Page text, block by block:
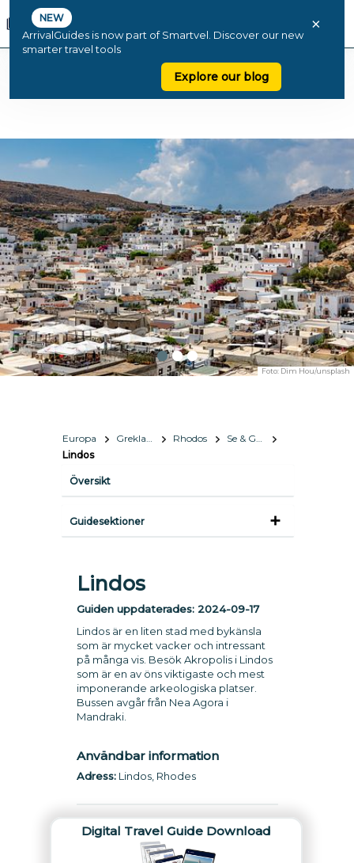
NEW
ArrivalGuides is now part of Smartvel. Discover our new
smarter travel tools
Explore our blog
×
Foto: Dim Hou/unsplash
Europa Grekland Rhodos
Se & Göra
Lindos
Översikt
Guidesektioner
Lindos
Guiden uppdaterades: 2024-09-17
Lindos är en liten stad med bykänsla
som är mycket vacker och intressant
på många vis. Besök Akropolis i Lindos
som är en av öns viktigaste och mest
imponerande arkeologiska platser.
Bussen avgår från Nea Agora i
Mandraki.
Användbar information
Adress:Lindos, Rhodes
Digital Travel Guide Download